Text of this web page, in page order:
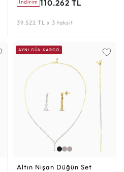
İndirim 110.262 TL
39.522 TL x 3 taksit
AYNI GÜN KARGO
Altın Nişan Düğün Set